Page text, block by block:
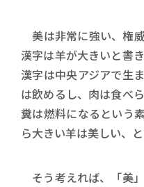
美は非常に強い、権
漢字は羊が大きいと書
漢字は中央アジアで生
は飲めるし、肉は食べ
糞は燃料になるという
ら大きい羊は美しい、
そう考えれば、「美